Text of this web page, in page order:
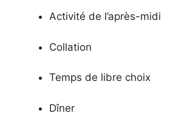
Activité de l’après-midi
Collation
Temps de libre choix
Dîner